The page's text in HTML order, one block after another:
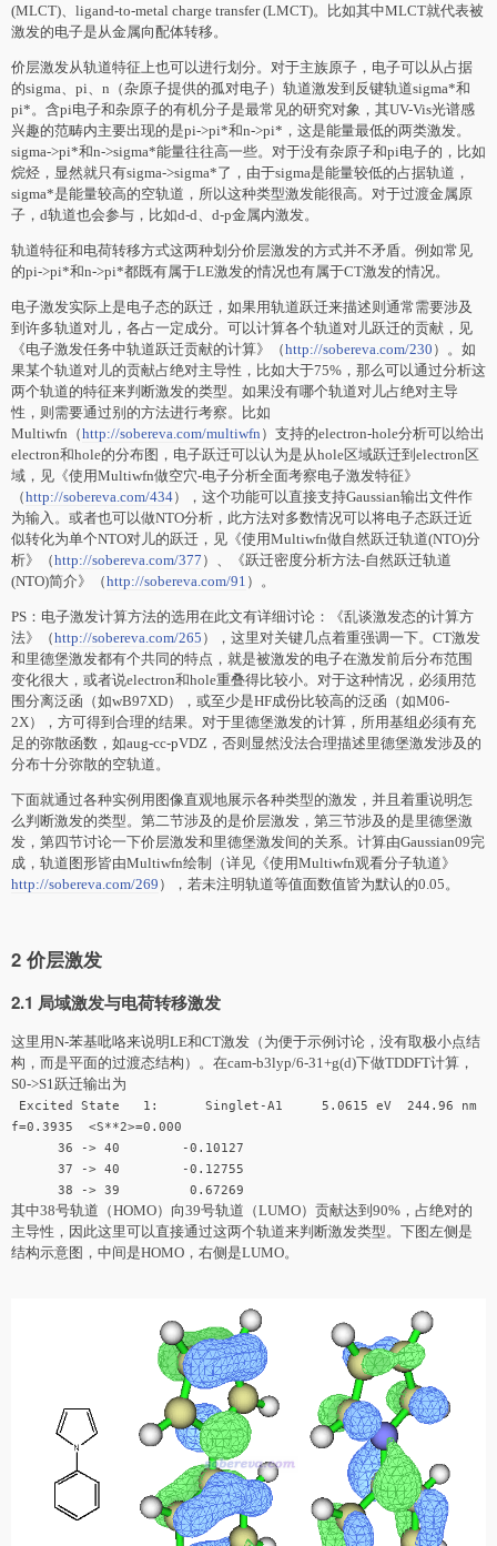
(MLCT)、ligand-to-metal charge transfer (LMCT)。比如其中MLCT就代表被
激发的电子是从金属向配体转移。
价层激发从轨道特征上也可以进行划分。对于主族原子，电子可以从占据
的sigma、pi、n（杂原子提供的孤对电子）轨道激发到反键轨道sigma*和
pi*。含pi电子和杂原子的有机分子是最常见的研究对象，其UV-Vis光谱感
兴趣的范畴内主要出现的是pi->pi*和n->pi*，这是能量最低的两类激发。
sigma->pi*和n->sigma*能量往往高一些。对于没有杂原子和pi电子的，比如
烷烃，显然就只有sigma->sigma*了，由于sigma是能量较低的占据轨道，
sigma*是能量较高的空轨道，所以这种类型激发能很高。对于过渡金属原
子，d轨道也会参与，比如d-d、d-p金属内激发。
轨道特征和电荷转移方式这两种划分价层激发的方式并不矛盾。例如常见
的pi->pi*和n->pi*都既有属于LE激发的情况也有属于CT激发的情况。
电子激发实际上是电子态的跃迁，如果用轨道跃迁来描述则通常需要涉及
到许多轨道对儿，各占一定成分。可以计算各个轨道对儿跃迁的贡献，见
《电子激发任务中轨道跃迁贡献的计算》（http://sobereva.com/230 ）。如
果某个轨道对儿的贡献占绝对主导性，比如大于75%，那么可以通过分析这
两个轨道的特征来判断激发的类型。如果没有哪个轨道对儿占绝对主导
性，则需要通过别的方法进行考察。比如
Multiwfn（http://sobereva.com/multiwfn ）支持的electron-hole分析可以给出
electron和hole的分布图，电子跃迁可以认为是从hole区域跃迁到electron区
域，见《使用Multiwfn做空穴-电子分析全面考察电子激发特征》
（http://sobereva.com/434），这个功能可以直接支持Gaussian输出文件作
为输入。或者也可以做NTO分析，此方法对多数情况可以将电子态跃迁近
似转化为单个NTO对儿的跃迁，见《使用Multiwfn做自然跃迁轨道(NTO)分
析》（http://sobereva.com/377 ）、《跃迁密度分析方法-自然跃迁轨道
(NTO)简介》（http://sobereva.com/91 ）。
PS：电子激发计算方法的选用在此文有详细讨论：《乱谈激发态的计算方
法》（http://sobereva.com/265 ），这里对关键几点着重强调一下。CT激发
和里德堡激发都有个共同的特点，就是被激发的电子在激发前后分布范围
变化很大，或者说electron和hole重叠得比较小。对于这种情况，必须用范
围分离泛函（如wB97XD），或至少是HF成份比较高的泛函（如M06-
2X），方可得到合理的结果。对于里德堡激发的计算，所用基组必须有充
足的弥散函数，如aug-cc-pVDZ，否则显然没法合理描述里德堡激发涉及的
分布十分弥散的空轨道。
下面就通过各种实例用图像直观地展示各种类型的激发，并且着重说明怎
么判断激发的类型。第二节涉及的是价层激发，第三节涉及的是里德堡激
发，第四节讨论一下价层激发和里德堡激发间的关系。计算由Gaussian09完
成，轨道图形皆由Multiwfn绘制（详见《使用Multiwfn观看分子轨道》
http://sobereva.com/269 ），若未注明轨道等值面数值皆为默认的0.05。
2 价层激发
2.1 局域激发与电荷转移激发
这里用N-苯基吡咯来说明LE和CT激发（为便于示例讨论，没有取极小点结
构，而是平面的过渡态结构）。在cam-b3lyp/6-31+g(d)下做TDDFT计算，
S0->S1跃迁输出为
Excited State 1: Singlet-A1 5.0615 eV 244.96 nm
f=0.3935 <S**2>=0.000
36 -> 40 -0.10127
37 -> 40 -0.12755
38 -> 39 0.67269
其中38号轨道（HOMO）向39号轨道（LUMO）贡献达到90%，占绝对的
主导性，因此这里可以直接通过这两个轨道来判断激发类型。下图左侧是
结构示意图，中间是HOMO，右侧是LUMO。